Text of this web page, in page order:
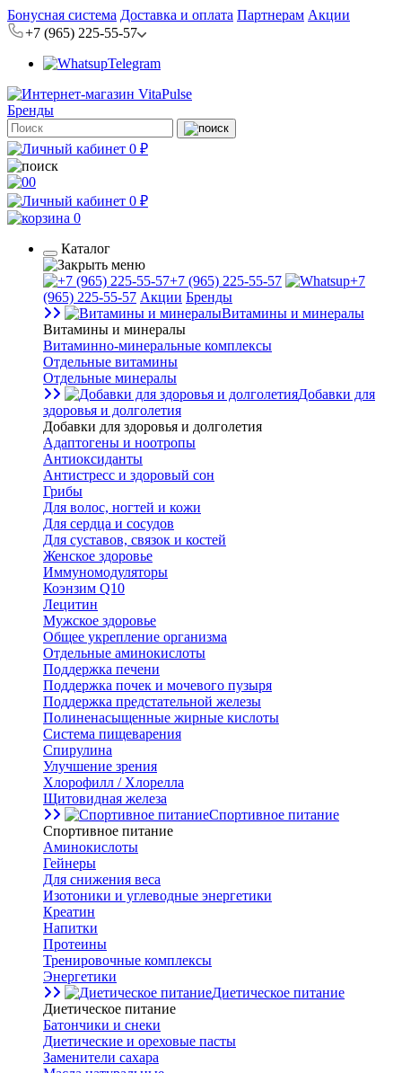
Бонусная система Доставка и оплата Партнерам Акции
+7 (965) 225-55-57
Telegram
Бренды
0 ₽
0
0 ₽
0
Каталог
+7 (965) 225-55-57
+7
(965) 225-55-57 Акции Бренды
Витамины и минералы
Витамины и минералы
Витаминно-минеральные комплексы
Отдельные витамины
Отдельные минералы
Добавки для
здоровья и долголетия
Добавки для здоровья и долголетия
Адаптогены и ноотропы
Антиоксиданты
Антистресс и здоровый сон
Грибы
Для волос, ногтей и кожи
Для сердца и сосудов
Для суставов, связок и костей
Женское здоровье
Иммуномодуляторы
Коэнзим Q10
Лецитин
Мужское здоровье
Общее укрепление организма
Отдельные аминокислоты
Поддержка печени
Поддержка почек и мочевого пузыря
Поддержка предстательной железы
Полиненасыщенные жирные кислоты
Система пищеварения
Спирулина
Улучшение зрения
Хлорофилл / Хлорелла
Щитовидная железа
Спортивное питание
Спортивное питание
Аминокислоты
Гейнеры
Для снижения веса
Изотоники и углеводные энергетики
Креатин
Напитки
Протеины
Тренировочные комплексы
Энергетики
Диетическое питание
Диетическое питание
Батончики и снеки
Диетические и ореховые пасты
Заменители сахара